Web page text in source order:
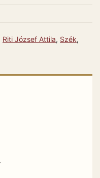
Riti József Attila, Szék,